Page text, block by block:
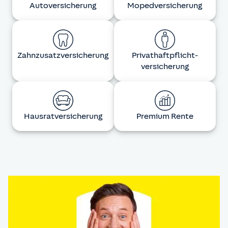
Auto­versicherung Moped­versicherung
Zahnzusatz­versicherung
Privat­haftpflicht­
versicherung
Hausrat­versicherung Premium Rente